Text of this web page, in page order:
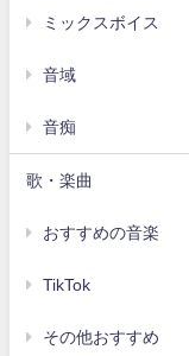
ミックスボイス
音域
音痴
歌・楽曲
おすすめの音楽
TikTok
その他おすすめ